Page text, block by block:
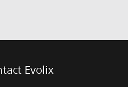
Evolix